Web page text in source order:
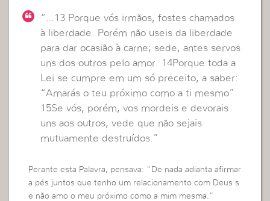
“…13 Porque vós irmãos, fostes chamados
à liberdade. Porém não useis da liberdade
para dar ocasião à carne; sede, antes servos
uns dos outros pelo amor. 14Porque toda a
Lei se cumpre em um só preceito, a saber:
“Amarás o teu próximo como a ti mesmo”.
15Se vós, porém, vos mordeis e devorais
uns aos outros, vede que não sejais
mutuamente destruídos.”
Perante esta Palavra, pensava: “De nada adianta afirmar
a pés juntos que tenho um relacionamento com Deus s
e não amo o meu próximo como a mim mesma.”